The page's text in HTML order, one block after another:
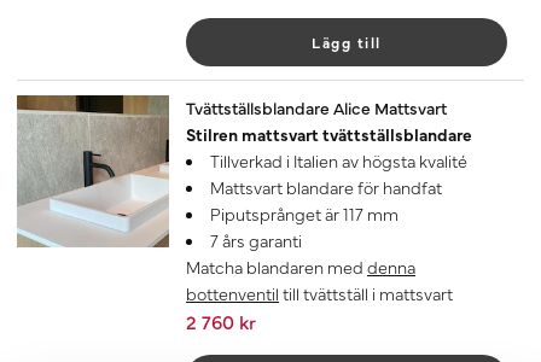
Lägg till
Tvättställsblandare Alice Mattsvart
Stilren mattsvart tvättställsblandare
Tillverkad i Italien av högsta kvalité
Mattsvart blandare för handfat
Piputsprånget är 117 mm
7 års garanti
Matcha blandaren med denna
bottenventil till tvättställ i mattsvart
2 760 kr